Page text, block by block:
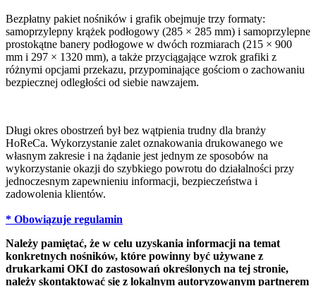
Bezpłatny pakiet nośników i grafik obejmuje trzy formaty:
samoprzylepny krążek podłogowy (285 × 285 mm) i samoprzylepne
prostokątne banery podłogowe w dwóch rozmiarach (215 × 900
mm i 297 × 1320 mm), a także przyciągające wzrok grafiki z
różnymi opcjami przekazu, przypominające gościom o zachowaniu
bezpiecznej odległości od siebie nawzajem.
Długi okres obostrzeń był bez wątpienia trudny dla branży
HoReCa. Wykorzystanie zalet oznakowania drukowanego we
własnym zakresie i na żądanie jest jednym ze sposobów na
wykorzystanie okazji do szybkiego powrotu do działalności przy
jednoczesnym zapewnieniu informacji, bezpieczeństwa i
zadowolenia klientów.
* Obowiązuje regulamin
Należy pamiętać, że w celu uzyskania informacji na temat
konkretnych nośników, które powinny być używane z
drukarkami OKI do zastosowań określonych na tej stronie,
należy skontaktować się z lokalnym autoryzowanym partnerem